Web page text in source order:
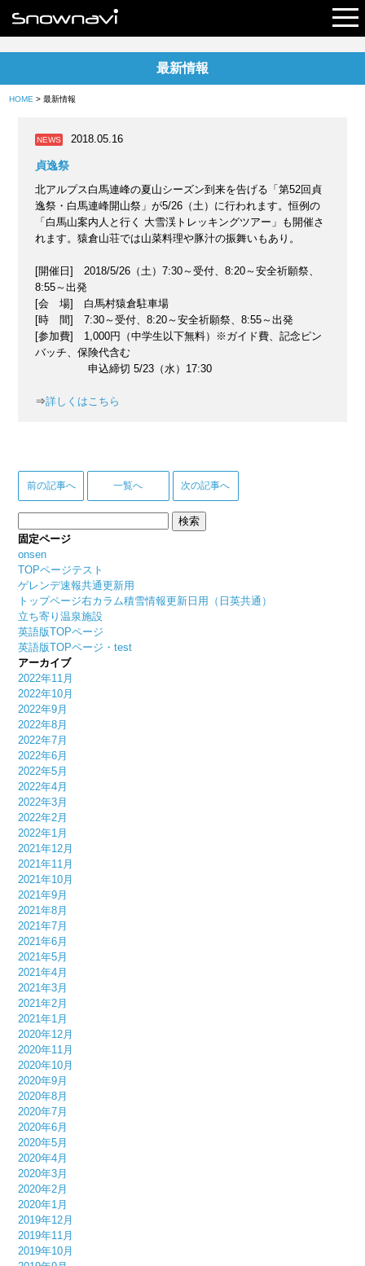
最新情報
HOME > 最新情報
NEWS 2018.05.16
貞逸祭
北アルプス白馬連峰の夏山シーズン到来を告げる「第52回貞
逸祭・白馬連峰開山祭」が5/26（土）に行われます。恒例の
「白馬山案内人と行く 大雪渓トレッキングツアー」も開催さ
れます。猿倉山荘では山菜料理や豚汁の振舞いもあり。
[開催日] 2018/5/26（土）7:30～受付、8:20～安全祈願祭、
8:55～出発
[会 場] 白馬村猿倉駐車場
[時 間] 7:30～受付、8:20～安全祈願祭、8:55～出発
[参加費] 1,000円（中学生以下無料）※ガイド費、記念ピン
バッチ、保険代含む
申込締切 5/23（水）17:30
⇒詳しくはこちら
前の記事へ 一覧へ 次の記事へ
索:
固定ページ
onsen
TOPページテスト
ゲレンデ速報共通更新用
トップページ右カラム積雪情報更新日用（日英共通）
立ち寄り温泉施設
英語版TOPページ
英語版TOPページ・test
アーカイブ
2022年11月
2022年10月
2022年9月
2022年8月
2022年7月
2022年6月
2022年5月
2022年4月
2022年3月
2022年2月
2022年1月
2021年12月
2021年11月
2021年10月
2021年9月
2021年8月
2021年7月
2021年6月
2021年5月
2021年4月
2021年3月
2021年2月
2021年1月
2020年12月
2020年11月
2020年10月
2020年9月
2020年8月
2020年7月
2020年6月
2020年5月
2020年4月
2020年3月
2020年2月
2020年1月
2019年12月
2019年11月
2019年10月